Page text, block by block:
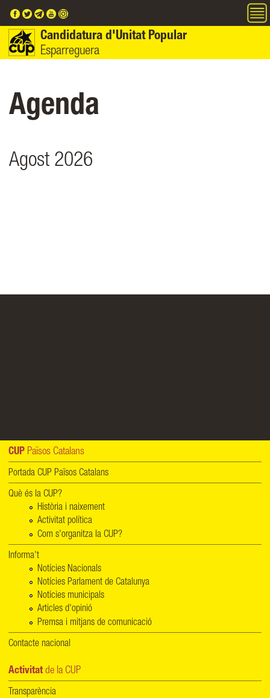
Candidatura d'Unitat Popular
Esparreguera
Agenda
Agost 2026
CUP Països Catalans
Portada CUP Països Catalans
Què és la CUP?
Història i naixement
Activitat política
Com s'organitza la CUP?
Informa't
Notícies Nacionals
Notícies Parlament de Catalunya
Notícies municipals
Articles d'opinió
Premsa i mitjans de comunicació
Contacte nacional
Activitat de la CUP
Transparència